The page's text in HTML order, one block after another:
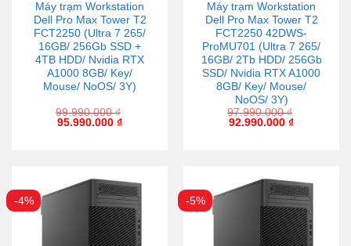
Máy trạm Workstation
Dell Pro Max Tower T2
FCT2250 (Ultra 7 265/
16GB/ 256Gb SSD +
4TB HDD/ Nvidia RTX
A1000 8GB/ Key/
Mouse/ NoOS/ 3Y)
99.990.000₫
95.990.000 ₫
Máy trạm Workstation
Dell Pro Max Tower T2
FCT2250 42DWS-
ProMU701 (Ultra 7 265/
16GB/ 2Tb HDD/ 256Gb
SSD/ Nvidia RTX A1000
8GB/ Key/ Mouse/
NoOS/ 3Y)
97.990.000₫
92.990.000 ₫
-4% -5%